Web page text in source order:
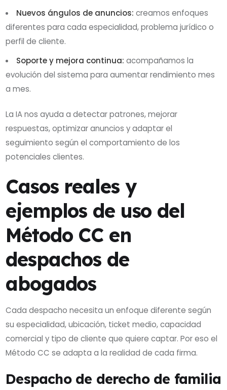
Nuevos ángulos de anuncios: creamos enfoques
diferentes para cada especialidad, problema jurídico o
perfil de cliente.
Soporte y mejora continua: acompañamos la
evolución del sistema para aumentar rendimiento mes
a mes.
La IA nos ayuda a detectar patrones, mejorar
respuestas, optimizar anuncios y adaptar el
seguimiento según el comportamiento de los
potenciales clientes.
Casos reales y
ejemplos de uso del
Método CC en
despachos de
abogados
Cada despacho necesita un enfoque diferente según
su especialidad, ubicación, ticket medio, capacidad
comercial y tipo de cliente que quiere captar. Por eso el
Método CC se adapta a la realidad de cada firma.
Despacho de derecho de familia